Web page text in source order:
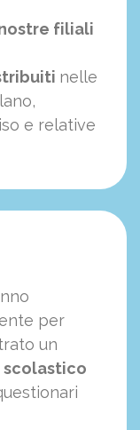
filiali
nelle
e relative
per
un